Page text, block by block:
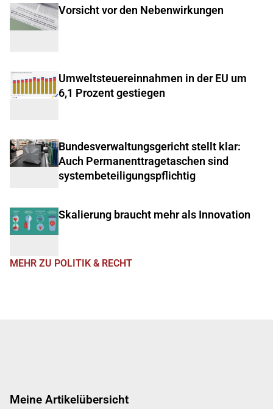
Vorsicht vor den Nebenwirkungen
Umweltsteuereinnahmen in der EU um
6,1 Prozent gestiegen
Bundesverwaltungsgericht stellt klar:
Auch Permanenttragetaschen sind
systembeteiligungspflichtig
Skalierung braucht mehr als Innovation
MEHR ZU POLITIK & RECHT
Meine Artikelübersicht